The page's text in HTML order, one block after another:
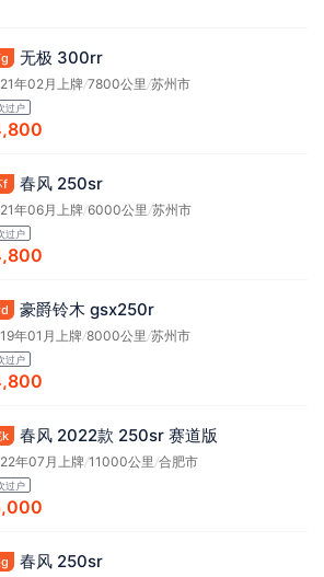
无极 300rr
年02月上牌/7800公里/苏州市
过户
f 春风 250sr
年06月上牌/6000公里 /苏州市
过户
豪爵铃木 gsx250r
年01月上牌/8000公里 /苏州市
过户
k 春风 2022款 250sr 赛道版
年07月上牌/11000公里 /合肥市
过户
春风 250sr